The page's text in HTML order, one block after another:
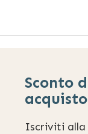
Sconto
acquisto
Iscriviti alla